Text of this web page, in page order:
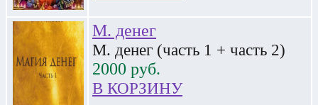
М. денег
М. денег (часть 1 + часть 2)
2000 руб.
В КОРЗИНУ